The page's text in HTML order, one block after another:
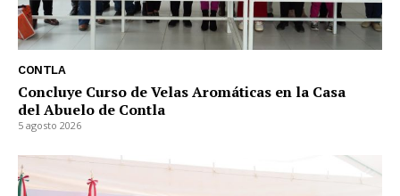
CONTLA
Concluye Curso de Velas Aromáticas en la Casa
del Abuelo de Contla
5 agosto 2026